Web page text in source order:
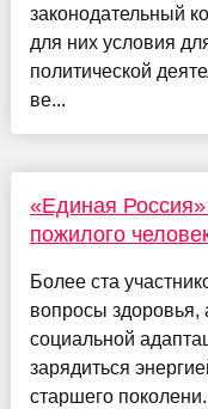
законодательный
для них условия
политической
ве...
«Единая
пожилого
Более ста
вопросы здоровья,
социальной
зарядиться
старшего